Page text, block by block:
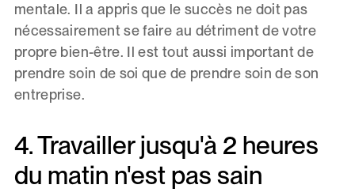
mentale. Il a appris que le succès ne doit pas
nécessairement se faire au détriment de votre
propre bien-être. Il est tout aussi important de
prendre soin de soi que de prendre soin de son
entreprise.
4. Travailler jusqu'à 2 heures
du matin n'est pas sain